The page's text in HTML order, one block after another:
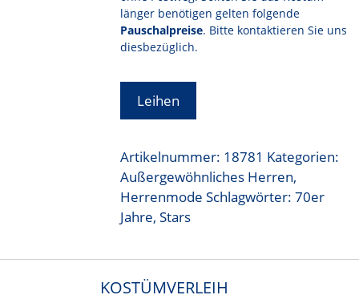
länger benötigen gelten folgende
Pauschalpreise. Bitte kontaktieren Sie uns
diesbezüglich.
Leihen
Artikelnummer: 18781 Kategorien:
Außergewöhnliches Herren,
Herrenmode Schlagwörter:70er
Jahre,Stars
KOSTÜMVERLEIH